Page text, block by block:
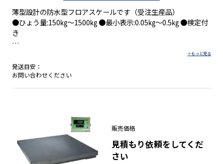
薄型設計の防水型フロアスケールです（受注生産品）
●ひょう量:150㎏～1500㎏ ●最小表示:0.05㎏～0.5㎏ ●検定付
き
●ステンレスで継ぎ目の無い衛生構造
●防塵防水構造ＩＰ６５
動計量に対応したシステムへの拡張も可能です。
発送目安：
お問い合わせください
販売価格
見積もり依頼をしてくだ
さい